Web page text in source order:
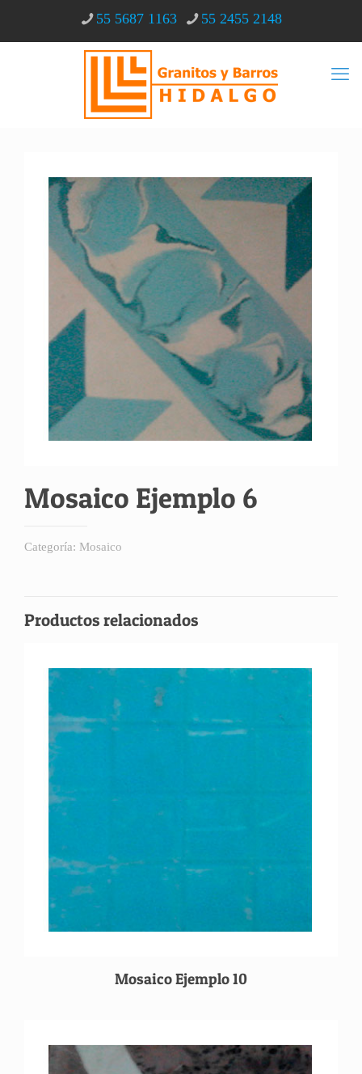
55 5687 1163 55 2455 2148
Mosaico Ejemplo 6
Categoría: Mosaico
Productos relacionados
Mosaico Ejemplo 10